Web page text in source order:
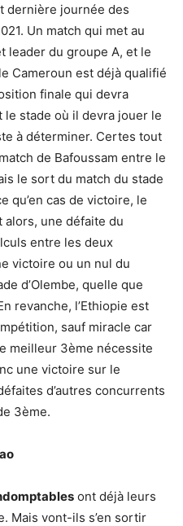
dernière journée des
Un match qui met au
leader du groupe A, et le
Cameroun est déjà qualifié
finale qui devra
stade où il devra jouer le
à déterminer. Certes tout
de Bafoussam entre le
le sort du match du stade
qu’en cas de victoire, le
alors, une défaite du
entre les deux
victoire ou un nul du
d’Olembe, quelle que
revanche, l’Ethiopie est
sauf miracle car
meilleur 3ème nécessite
une victoire sur le
d’autres concurrents
3ème.
ont déjà leurs
Mais vont-ils s’en sortir